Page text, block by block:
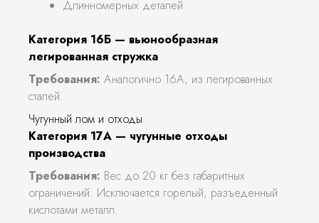
Длинномерных деталей
Категория 16Б — вьюнообразная
легированная стружка
Требования: Аналогично 16А, из легированных
сталей.
Чугунный лом и отходы
Категория 17А — чугунные отходы
производства
Требования: Вес до 20 кг без габаритных
ограничений. Исключается горелый, разъеденный
кислотами металл.